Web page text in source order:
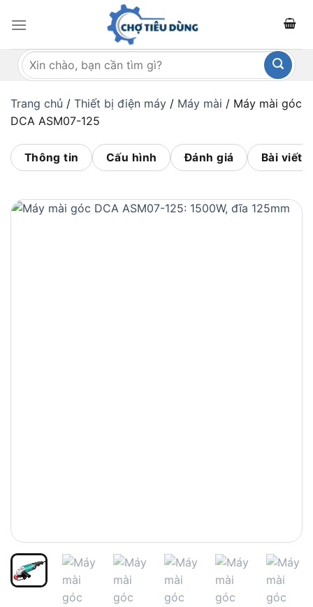
qua
dungTìm
kiếm:
Trang chủ / Thiết bị điện máy / Máy mài / Máy mài góc
DCA ASM07-125
Thông tin Cấu hình Đánh giá Bài viết